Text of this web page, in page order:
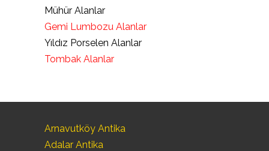
Mühür Alanlar
Gemi Lumbozu Alanlar
Yıldız Porselen Alanlar
Tombak Alanlar
Arnavutköy Antika
Adalar Antika